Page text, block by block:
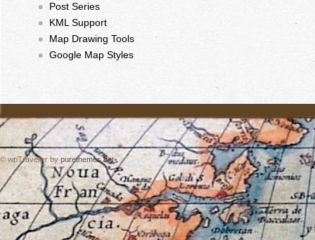
Post Series
KML Support
Map Drawing Tools
Google Map Styles
© wpTraveller by purethemes.net